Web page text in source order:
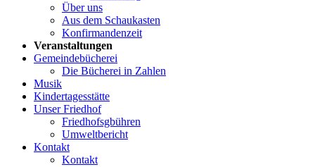
Über uns
Aus dem Schaukasten
Konfirmandenzeit
Veranstaltungen
Gemeindebücherei
Die Bücherei in Zahlen
Musik
Kindertagesstätte
Unser Friedhof
Friedhofsgbühren
Umweltbericht
Kontakt
Kontakt